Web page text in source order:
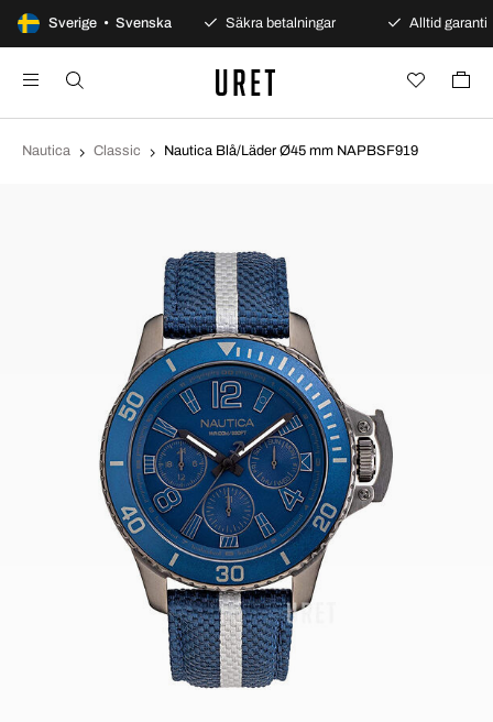
Sverige • Svenska
100 dagars öppet köp Säkra betalningar Alltid garanti
Nautica Classic Nautica Blå/Läder Ø45 mm NAPBSF919